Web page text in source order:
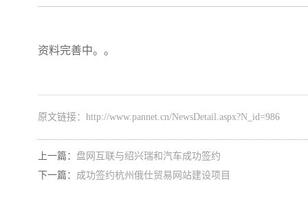
资料完善中。。
原文链接：http://www.pannet.cn/NewsDetail.aspx?N_id=986
上一篇：盘网互联与绍兴瑞和汽车成功签约
下一篇： 成功签约杭州俄仕贸易网站建设项目